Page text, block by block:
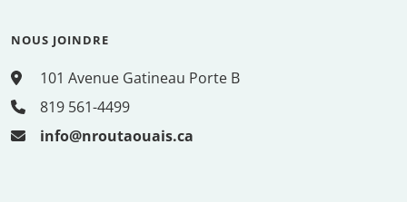
NOUS JOINDRE
101 Avenue Gatineau Porte B
819 561-4499
info@nroutaouais.ca